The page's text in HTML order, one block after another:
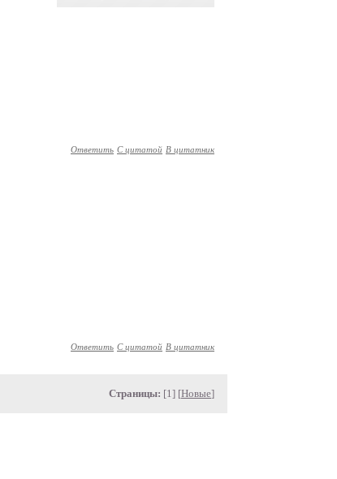
Ответить С цитатой В цитатник
Ответить С цитатой В цитатник
Страницы: [1] [Новые]